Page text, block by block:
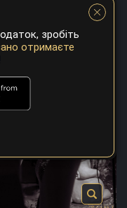
зробіть
отримаєте